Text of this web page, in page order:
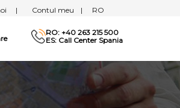
| Contul meu | RO
RO: +40 263 215 500
ES: Call Center Spania